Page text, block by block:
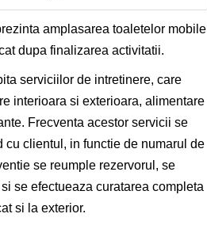
amplasarea toaletelor mobile
dupa finalizarea activitatii.
serviciilor de intretinere, care
interioara si exterioara, alimentare
Frecventa acestor servicii se
cu clientul, in functie de numarul de
se reumple rezervorul, se
se efectueaza curatarea completa
si la exterior.